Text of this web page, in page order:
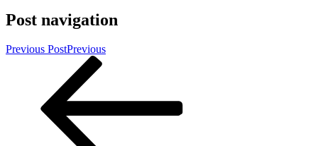
Post navigation
Previous PostPrevious